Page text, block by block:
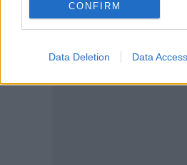
CONFIRM
Data Deletion Data Access